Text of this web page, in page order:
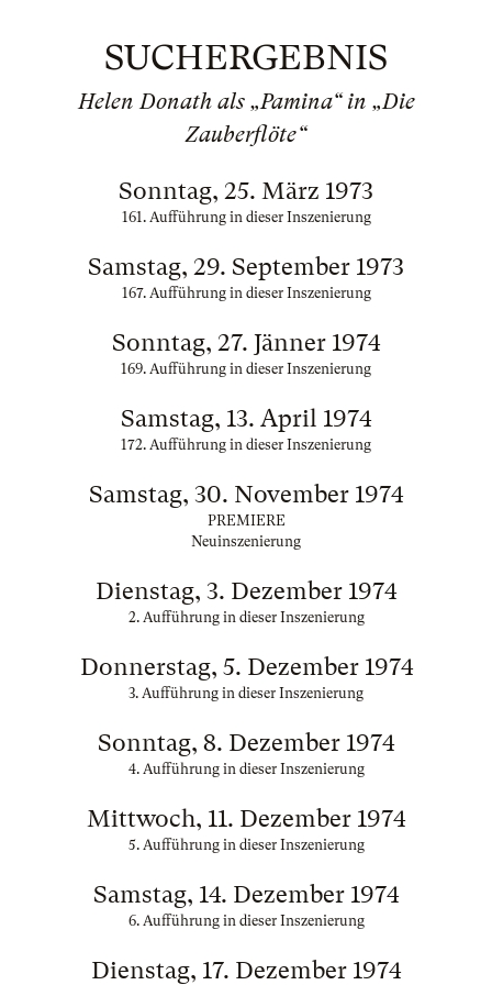
SUCHERGEBNIS
Helen Donath als „Pamina“ in „Die
Zauberflöte“
Sonntag, 25. März 1973
161. Aufführung in dieser Inszenierung
Samstag, 29. September 1973
167. Aufführung in dieser Inszenierung
Sonntag, 27. Jänner 1974
169. Aufführung in dieser Inszenierung
Samstag, 13. April 1974
172. Aufführung in dieser Inszenierung
Samstag, 30. November 1974
PREMIERE
Neuinszenierung
Dienstag, 3. Dezember 1974
2. Aufführung in dieser Inszenierung
Donnerstag, 5. Dezember 1974
3. Aufführung in dieser Inszenierung
Sonntag, 8. Dezember 1974
4. Aufführung in dieser Inszenierung
Mittwoch, 11. Dezember 1974
5. Aufführung in dieser Inszenierung
Samstag, 14. Dezember 1974
6. Aufführung in dieser Inszenierung
Dienstag, 17. Dezember 1974